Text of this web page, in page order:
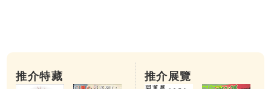
推介特藏 推介展覽